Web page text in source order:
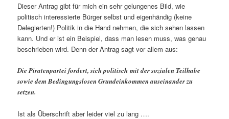
Dieser Antrag gibt für mich ein sehr gelungenes Bild, wie
politisch interessierte Bürger selbst und eigenhändig (keine
Delegierten!) Politik in die Hand nehmen, die sich sehen lassen
kann. Und er ist ein Beispiel, dass man lesen muss, was genau
beschrieben wird. Denn der Antrag sagt vor allem aus:
Die Piratenpartei fordert, sich politisch mit der sozialen Teilhabe
sowie dem Bedingungslosen Grundeinkommen auseinander zu
setzen.
Ist als Überschrift aber leider viel zu lang ….